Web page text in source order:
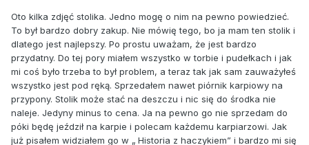
Oto kilka zdjęć stolika. Jedno mogę o nim na pewno powiedzieć.
To był bardzo dobry zakup. Nie mówię tego, bo ja mam ten stolik i
dlatego jest najlepszy. Po prostu uważam, że jest bardzo
przydatny. Do tej pory miałem wszystko w torbie i pudełkach i jak
mi coś było trzeba to był problem, a teraz tak jak sam zauważyłeś
wszystko jest pod ręką. Sprzedałem nawet piórnik karpiowy na
przypony. Stolik może stać na deszczu i nic się do środka nie
naleje. Jedyny minus to cena. Ja na pewno go nie sprzedam do
póki będę jeździł na karpie i polecam każdemu karpiarzowi. Jak
już pisałem widziałem go w „ Historia z haczykiem” i bardzo mi się